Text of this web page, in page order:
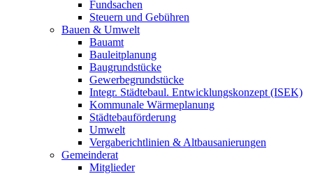
Fundsachen
Steuern und Gebühren
Bauen & Umwelt
Bauamt
Bauleitplanung
Baugrundstücke
Gewerbegrundstücke
Integr. Städtebaul. Entwicklungskonzept (ISEK)
Kommunale Wärmeplanung
Städtebauförderung
Umwelt
Vergaberichtlinien & Altbausanierungen
Gemeinderat
Mitglieder